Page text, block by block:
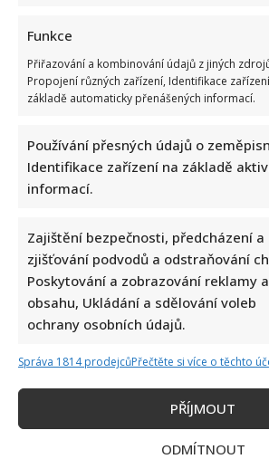
Funkce
Přiřazování a kombinování údajů z jiných
Propojení různých zařízení, Identifikace
základě automaticky přenášených informací.
Používání přesných údajů o
Identifikace zařízení na základě
informací.
Zajištění bezpečnosti, předcházení a
zjišťování podvodů a odstraňování
Poskytování a zobrazování reklamy a
obsahu, Ukládání a sdělování voleb
ochrany osobních údajů.
Správa 1814 prodejcůPřečtěte si více o těchto
PŘÍJMOUT
ODMÍTNOUT